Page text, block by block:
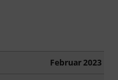
Februar 2023